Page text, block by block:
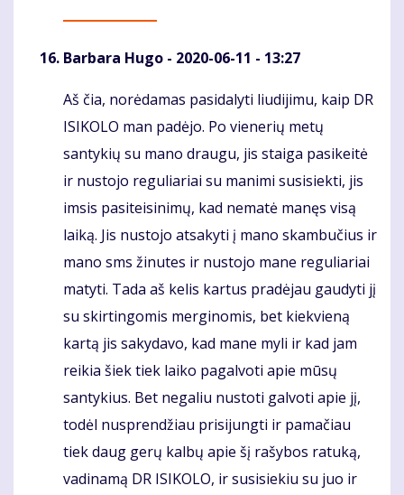
Barbara Hugo - 2020-06-11 - 13:27
Komentaras
Aš čia, norėdamas pasidalyti liudijimu, kaip DR
ISIKOLO man padėjo. Po vienerių metų
santykių su mano draugu, jis staiga pasikeitė
ir nustojo reguliariai su manimi susisiekti, jis
imsis pasiteisinimų, kad nematė manęs visą
laiką. Jis nustojo atsakyti į mano skambučius ir
mano sms žinutes ir nustojo mane reguliariai
matyti. Tada aš kelis kartus pradėjau gaudyti jį
su skirtingomis merginomis, bet kiekvieną
kartą jis sakydavo, kad mane myli ir kad jam
reikia šiek tiek laiko pagalvoti apie mūsų
santykius. Bet negaliu nustoti galvoti apie jį,
todėl nusprendžiau prisijungti ir pamačiau
tiek daug gerų kalbų apie šį rašybos ratuką,
vadinamą DR ISIKOLO, ir susisiekiu su juo ir